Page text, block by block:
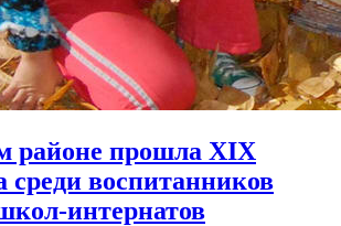
районе прошла XIX
среди воспитанников
интернатов